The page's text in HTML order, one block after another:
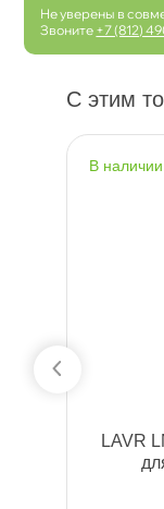
Не уверены в
Звоните +7 (812)
С этим
наличии
LAVR